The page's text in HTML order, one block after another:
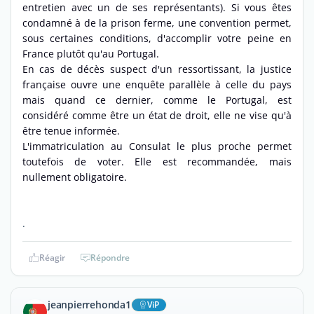
entretien avec un de ses représentants). Si vous êtes
condamné à de la prison ferme, une convention permet,
sous certaines conditions, d'accomplir votre peine en
France plutôt qu'au Portugal.
En cas de décès suspect d'un ressortissant, la justice
française ouvre une enquête parallèle à celle du pays
mais quand ce dernier, comme le Portugal, est
considéré comme être un état de droit, elle ne vise qu'à
être tenue informée.
L'immatriculation au Consulat le plus proche permet
toutefois de voter. Elle est recommandée, mais
nullement obligatoire.
.
Réagir Répondre
jeanpierrehonda1 ViP